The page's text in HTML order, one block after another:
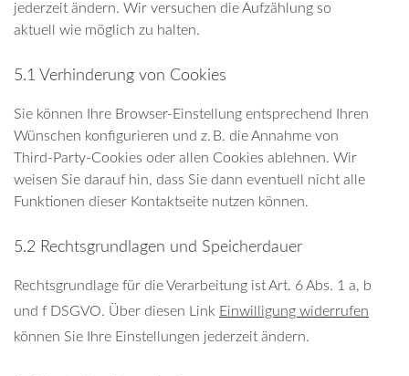
jederzeit ändern. Wir versuchen die Aufzählung so
aktuell wie möglich zu halten.
5.1 Verhinderung von Cookies
Sie können Ihre Browser-Einstellung entsprechend Ihren
Wünschen konfigurieren und z. B. die Annahme von
Third-Party-Cookies oder allen Cookies ablehnen. Wir
weisen Sie darauf hin, dass Sie dann eventuell nicht alle
Funktionen dieser Kontaktseite nutzen können.
5.2 Rechtsgrundlagen und Speicherdauer
Rechtsgrundlage für die Verarbeitung ist Art. 6 Abs. 1 a, b
und f DSGVO. Über diesen Link Einwilligung widerrufen
können Sie Ihre Einstellungen jederzeit ändern.